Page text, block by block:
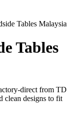
Tables Malaysia
Tables
direct from TD
clean designs to fit